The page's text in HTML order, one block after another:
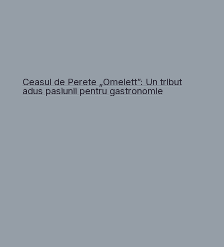
Ceasul de Perete „Omelett”: Un tribut
adus pasiunii pentru gastronomie